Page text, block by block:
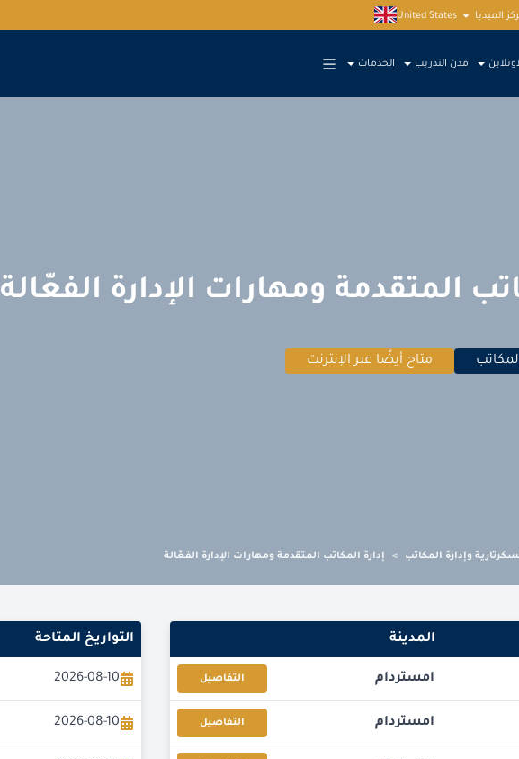
الميديا United States
الخدمات مدن التدريب
المتقدمة ومهارات الإدارة الفعّالة
متاح أيضًا عبر الإنترنت
وإدارة المكاتب > إدارة المكاتب المتقدمة ومهارات الإدارة الفعّالة
المدينة
امستردام التفاصيل
امستردام التفاصيل
التواريخ المتاحة
2026-08-10
2026-08-10